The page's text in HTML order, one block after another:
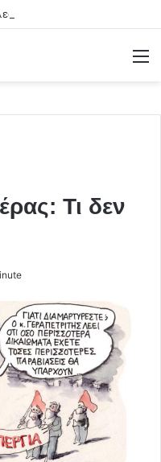
Τι δεν